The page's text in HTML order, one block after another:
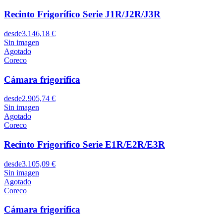
Recinto Frigorífico Serie J1R/J2R/J3R
desde3.146,18 €
Sin imagen
Agotado
Coreco
Cámara frigorífica
desde2.905,74 €
Sin imagen
Agotado
Coreco
Recinto Frigorífico Serie E1R/E2R/E3R
desde3.105,09 €
Sin imagen
Agotado
Coreco
Cámara frigorífica